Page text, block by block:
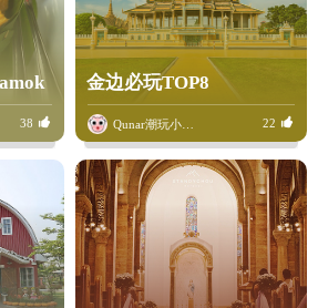
38
金边必玩TOP8
22